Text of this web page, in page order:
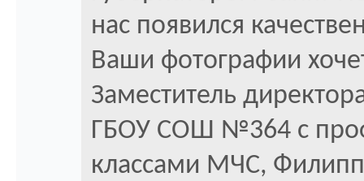
нас появился
Ваши фотографии
Заместитель
ГБОУ СОШ №364 с
классами МЧС,